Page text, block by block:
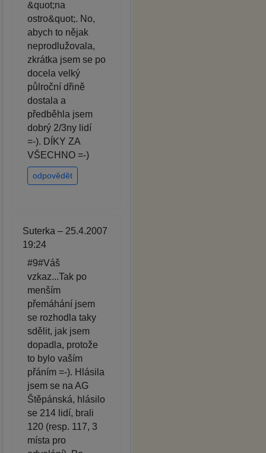
&quot;na
ostro&quot;. No,
abych to nějak
neprodlužovala,
zkrátka jsem se po
docela velký
půlroční dřině
dostala a
předběhla jsem
dobrý 2/3ny lidí
=-). DÍKY ZA
VŠECHNO =-)
odpovědět
Suterka – 25.4.2007
19:24
#9#Váš
vzkaz...Tak po
menším
přemáhání jsem
se rozhodla taky
sdělit, jak jsem
dopadla, protože
to bylo vaším
přáním =-). Hlásila
jsem se na AG
Štěpánská, hlásilo
se 214 lidí, brali
120 (resp. 117, 3
místa pro